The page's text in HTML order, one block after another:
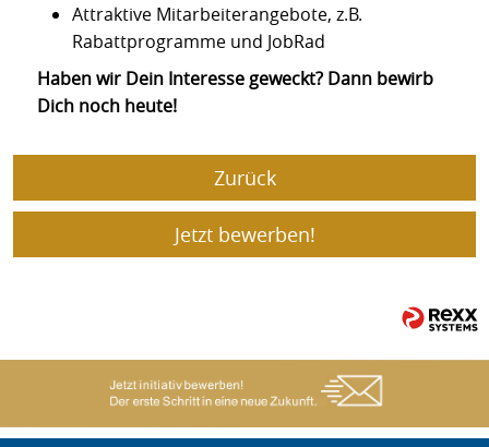
Attraktive Mitarbeiterangebote, z.B.
Rabattprogramme und JobRad
Haben wir Dein Interesse geweckt? Dann bewirb
Dich noch heute!
Zurück
Jetzt bewerben!